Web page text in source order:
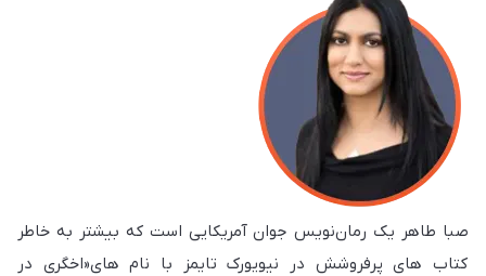
صبا طاهر یک رمان‌نویس جوان آمریکایی است که بیشتر به خاطر
کتاب های پرفروشش در نیویورک تایمز با نام های«اخگری در